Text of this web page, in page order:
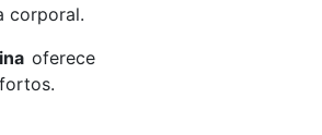
corporal.
oferece